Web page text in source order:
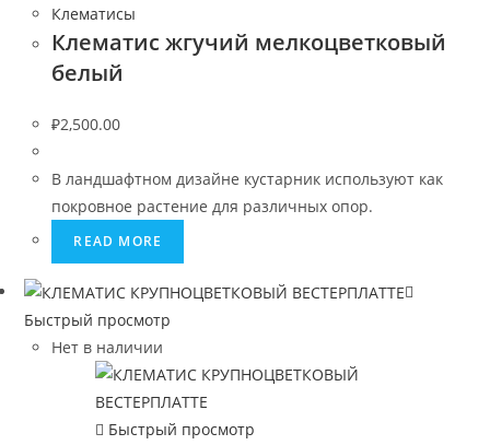
Клематисы
Клематис жгучий мелкоцветковый
белый
₽2,500.00
В ландшафтном дизайне кустарник используют как
покровное растение для различных опор.
READ MORE
Быстрый просмотр
Нет в наличии
Быстрый просмотр